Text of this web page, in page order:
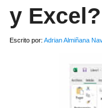
y
Escrito por: Adrian Almiñana